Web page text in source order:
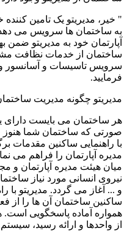
" خیر، مدیریتو یک تامین
به ساختمان ها سرویس می
آپارتمان خود به مدیریتو
ساختمان از خدمات نظافت
سرویس تاسیسات و آسانسور و
فرمایید.
مدیریتو چگونه مدیریت
هر ساختمان می بایست دارای
صورتی که ساختمان شما هنوز
با راهنمایی ساکنین مقدمات
مدیره آپارتمان را فراهم می
میان هیئت مدیره آپارتمان و
نیروی انسانی مورد نیاز
و ... آغاز می گردد. مدیریتو با
ساکنین ساختمان آن ها را از
همواره آماده پاسخگویی است.
از واحدها و ارائه رسید،